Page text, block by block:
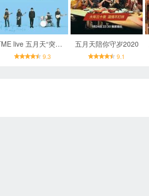
TME live 五月天“突然好想见到你”线上演唱会
9.3
五月天陪你守岁2020
9.1